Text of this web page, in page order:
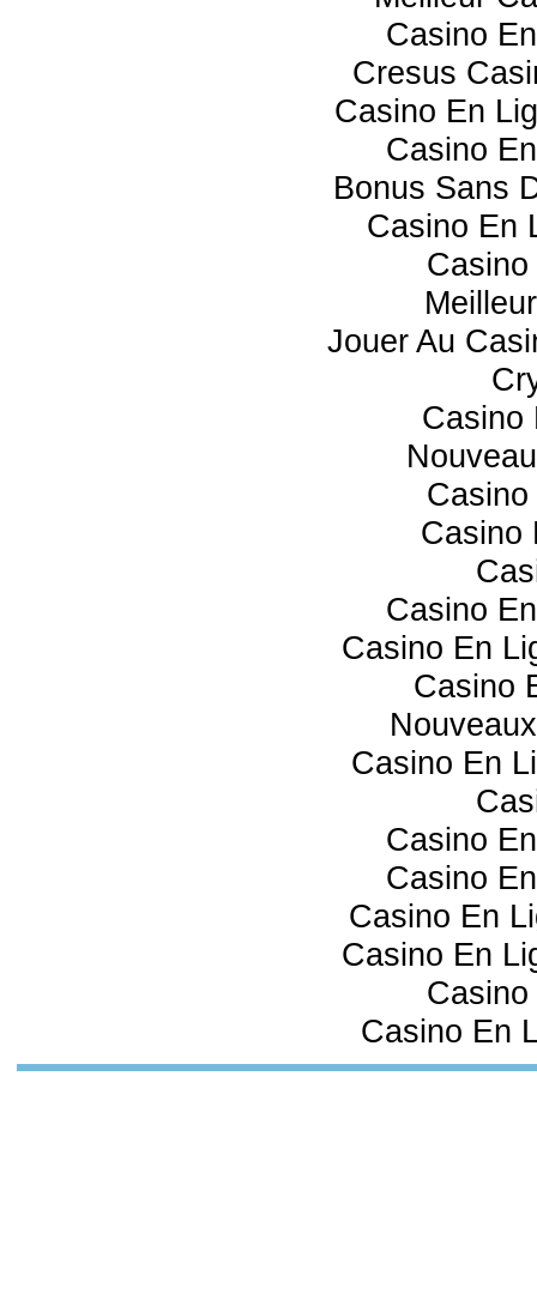
Casino
Cresus
Casino En
Casino
Bonus Sans
Casino En
Jouer Au
Casino
Casino
Casino
Casino En
Casino
Casino En
Casino
Casino
Casino En
Casino En
Casino En